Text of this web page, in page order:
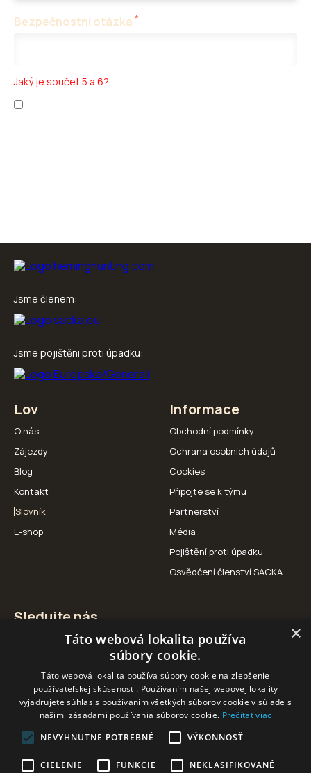
Bezpečnostní otázka *
Jaký je součet 5 a 6?
Jsme členem:
Jsme pojištěni proti úpadku:
Lov
O nás
Zájezdy
Blog
Kontakt
Slovník
E-shop
Informace
Obchodní podmínky
Ochrana osobních údajů
Cookies
Připojte se k týmu
Partnerství
Média
Pojištění proti úpadku
Osvědčení členství SACKA
Sledujte nás
Facebook Instagram YouTube
Naši partneři
×
Táto webová lokalita používa
súbory cookie.
Táto webová lokalita používa súbory cookie na zlepšenie
používateľskej skúsenosti. Používaním našej webovej lokality
vyjadrujete súhlas s používaním všetkých súborov cookie v súlade s
našimi zásadami používania súborov cookie. Prečítať viac
NEVYHNUTNE POTREBNÉ
VÝKONNOSŤ
CIELENIE FUNKCIE NEKLASIFIKOVANÉ